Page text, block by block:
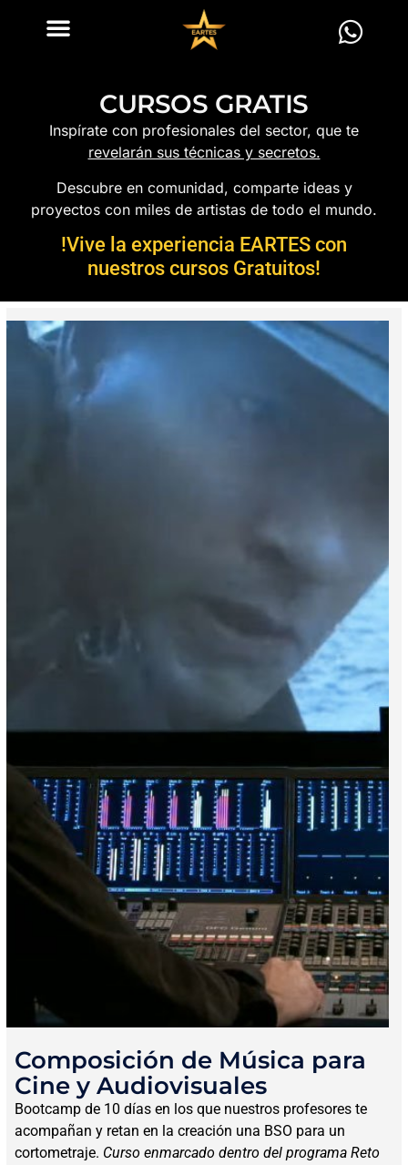
CURSOS GRATIS
Inspírate con profesionales del sector, que te
revelarán sus técnicas y secretos.
Descubre en comunidad, comparte ideas y
proyectos con miles de artistas de todo el mundo.
!Vive la experiencia EARTES con
nuestros cursos Gratuitos!
Composición de Música para
Cine y Audiovisuales
Bootcamp de 10 días en los que nuestros profesores te
acompañan y retan en la creación una BSO para un
cortometraje. Curso enmarcado dentro del programa Reto